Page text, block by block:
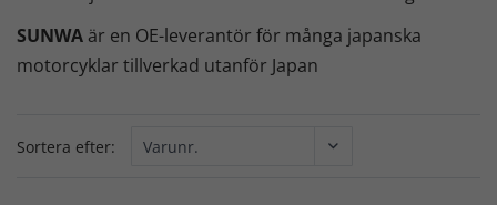
SUNWA är en OE-leverantör för många japanska
motorcyklar tillverkad utanför Japan
Sortera efter: